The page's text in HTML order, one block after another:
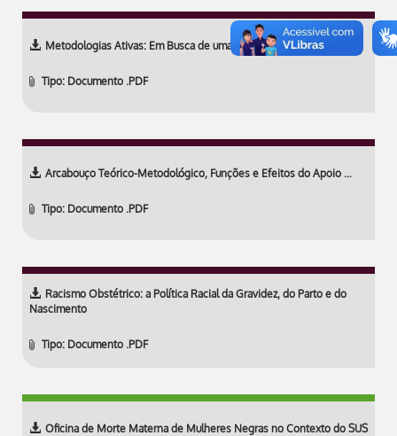
Metodologias Ativas: Em Busca de uma Caracterização e Definição
Tipo: Documento .PDF
Arcabouço Teórico-Metodológico, Funções e Efeitos do Apoio …
Tipo: Documento .PDF
Racismo Obstétrico: a Política Racial da Gravidez, do Parto e do
Nascimento
Tipo: Documento .PDF
Oficina de Morte Materna de Mulheres Negras no Contexto do SUS